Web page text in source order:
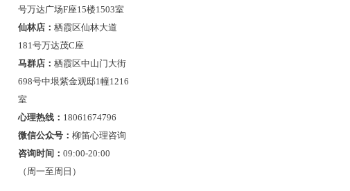
号万达广场F座15楼1503室
仙林店： 栖霞区仙林大道
181号万达茂C座
马群店： 栖霞区中山门大街
698号中垠紫金观邸1幢1216
室
心理热线： 18061674796
微信公众号： 柳笛心理咨询
咨询时间： 09:00-20:00
（周一至周日）